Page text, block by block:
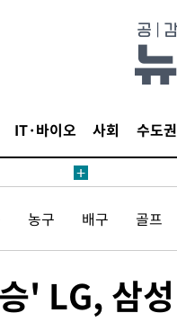
IT·바이오 사회 수도권
농구 배구 골프
' LG, 삼